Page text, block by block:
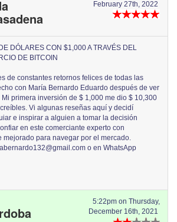
February 27th, 2022
DÓLARES CON $1,000 A TRAVÉS DEL
DE BITCOIN
de constantes retornos felices de todas las
con María Bernardo Eduardo después de ver
primera inversión de $ 1,000 me dio $ 10,300
Vi algunas reseñas aquí y decidí
e inspirar a alguien a tomar la decisión
en este comerciante experto con
mejorado para navegar por el mercado.
o en WhatsApp
5:22pm on Thursday,
December 16th, 2021